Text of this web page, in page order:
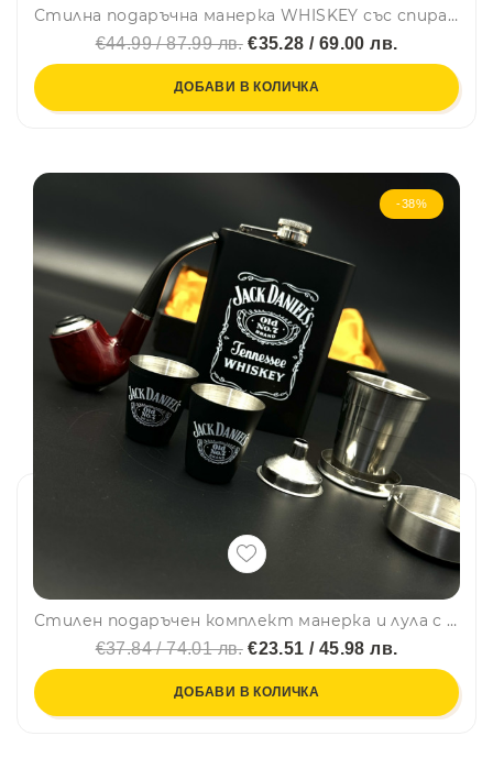
Стилна подаръчна манерка WHISKEY със спирателно кранче FH-99, YH-64oz, неръждаема стомана и кожа
€44.99 / 87.99 лв.€35.28 / 69.00 лв.
ДОБАВИ В КОЛИЧКА
-38%
Стилен подаръчен комплект манерка и лула с 3 чашки и фуния Jack Daniels Old No.7 Brand в черно - FH 26
€37.84 / 74.01 лв.€23.51 / 45.98 лв.
ДОБАВИ В КОЛИЧКА